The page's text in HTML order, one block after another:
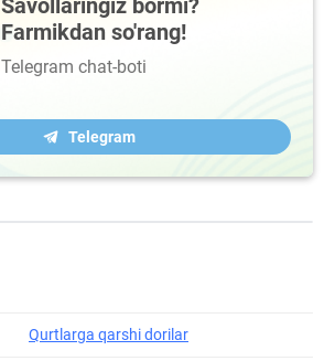
Savollaringiz bormi?
Farmikdan so'rang!
Telegram chat-boti
Telegram
Qurtlarga qarshi dorilar